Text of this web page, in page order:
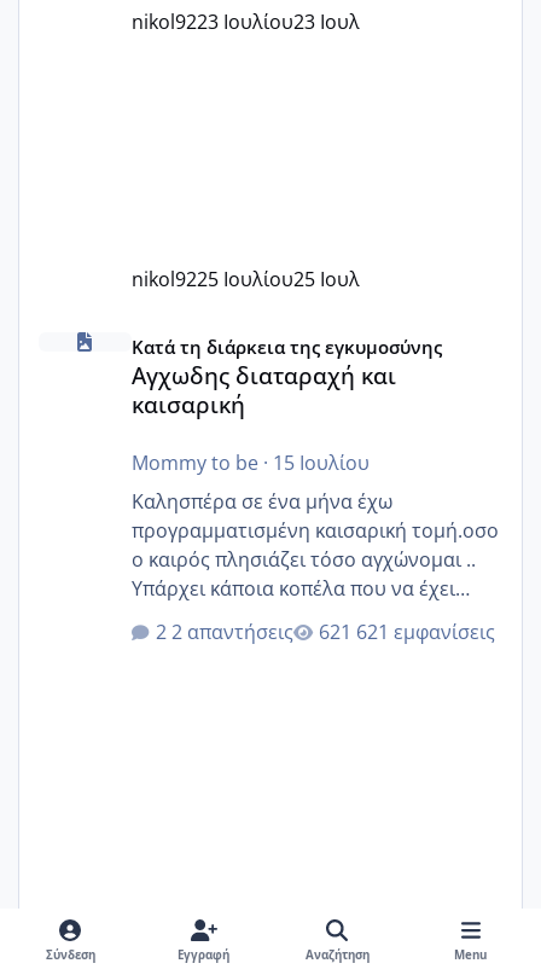
nikol9223 Ιουλίου23 Ιουλ
nikol9225 Ιουλίου25 Ιουλ
Αγχωδης διαταραχή και καισαρική
Κατά τη διάρκεια της εγκυμοσύνης
Αγχωδης διαταραχή και
καισαρική
Mommy to be· 15 Ιουλίου
Καλησπέρα σε ένα μήνα έχω
προγραμματισμένη καισαρική τομή.οσο
ο καιρός πλησιάζει τόσο αγχώνομαι ..
Υπάρχει κάποια κοπέλα που να έχει
παρόμοιο ιστορικό να μας πει την
εμπειρία της;Να σημειώσω είναι η
2 απαντήσεις 621 εμφανίσεις
Mommy to be 15 Ιουλίου15 Ιουλ
Σύνδεση Εγγραφή Αναζήτηση Menu